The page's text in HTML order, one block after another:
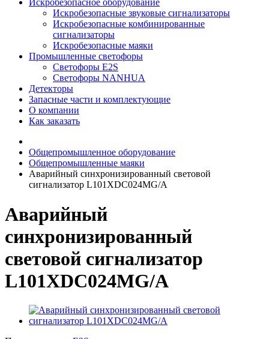
Искробезопасное оборудование
Искробезопасные звуковые сигнализаторы
Искробезопасные комбинированные
сигнализаторы
Искробезопасные маяки
Промышленные светофоры
Светофоры E2S
Светофоры NANHUA
Детекторы
Запасные части и комплектующие
О компании
Как заказать
Общепромышленное оборудование
Общепромышленные маяки
Аварийный синхронизированный световой
сигнализатор L101XDC024MG/A
Аварийный
синхронизированный
световой сигнализатор
L101XDC024MG/A